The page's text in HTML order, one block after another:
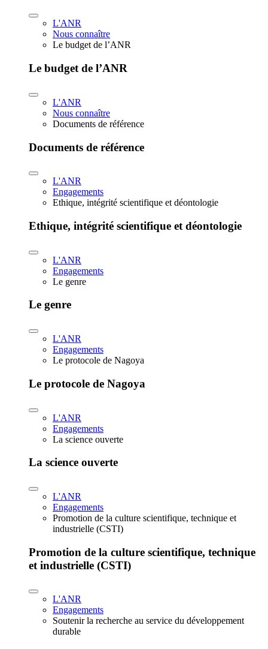
L'ANR
Nous connaître
Le budget de l’ANR
Le budget de l’ANR
L'ANR
Nous connaître
Documents de référence
Documents de référence
L'ANR
Engagements
Ethique, intégrité scientifique et déontologie
Ethique, intégrité scientifique et déontologie
L'ANR
Engagements
Le genre
Le genre
L'ANR
Engagements
Le protocole de Nagoya
Le protocole de Nagoya
L'ANR
Engagements
La science ouverte
La science ouverte
L'ANR
Engagements
Promotion de la culture scientifique, technique et
industrielle (CSTI)
Promotion de la culture scientifique, technique
et industrielle (CSTI)
L'ANR
Engagements
Soutenir la recherche au service du développement
durable